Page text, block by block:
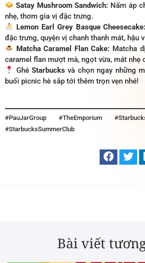
Satay Mushroom Sandwich: Nấm áp
nhẹ, thơm gia vị đặc trưng.
Lemon Earl Grey Basque Cheesecake:
đặc trưng, quyện vị chanh thanh mát, hậu
Matcha Caramel Flan Cake: Matcha
caramel flan mượt mà, ngọt vừa, mát nhẹ
Ghé Starbucks và chọn ngay những
buổi picnic hè sắp tới thêm trọn vẹn nhé!
#PauJarGroup #TheEmporium
#StarbucksSummerClub
Bài viết